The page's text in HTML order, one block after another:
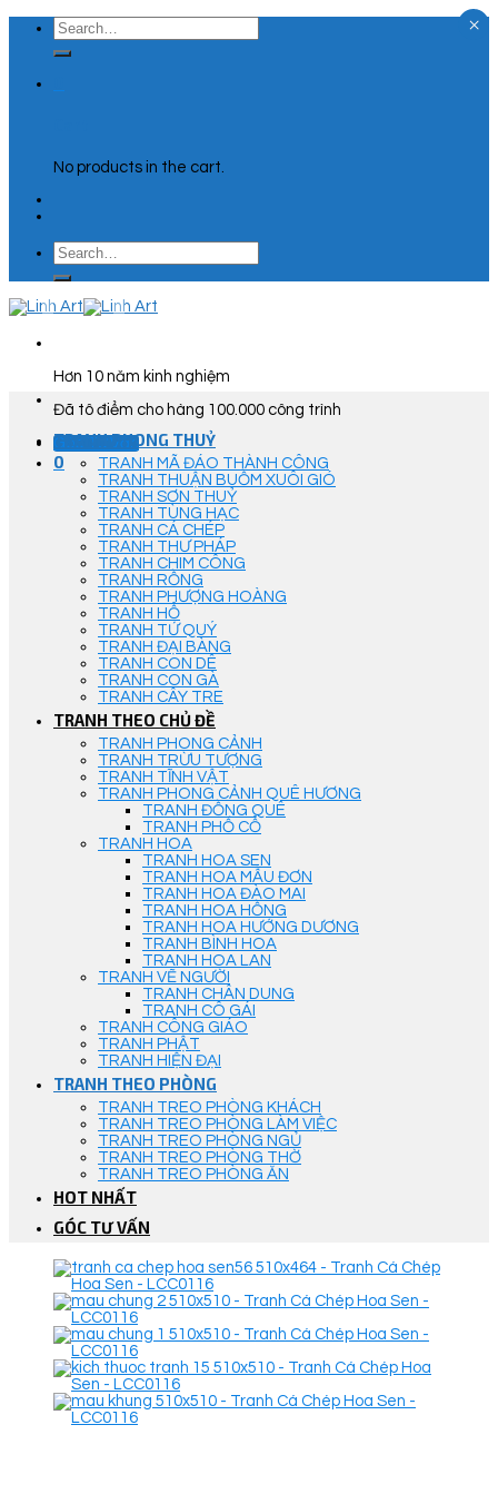
Skip
content
Search
for:
No products in the cart.
Search
for:
Hơn 10 năm kinh nghiệm
Đã tô điểm cho hàng 100.000 công trình
Góc Tư Vấn
0
TRANH PHONG THUỶ
TRANH MÃ ĐÁO THÀNH CÔNG
TRANH THUẬN BUỒM XUÔI GIÓ
TRANH SƠN THUỶ
TRANH TÙNG HẠC
TRANH CÁ CHÉP
TRANH THƯ PHÁP
TRANH CHIM CÔNG
TRANH RỒNG
TRANH PHƯỢNG HOÀNG
TRANH HỔ
TRANH TỨ QUÝ
TRANH ĐẠI BÀNG
TRANH CON DÊ
TRANH CON GÀ
TRANH CÂY TRE
TRANH THEO CHỦ ĐỀ
TRANH PHONG CẢNH
TRANH TRỪU TƯỢNG
TRANH TĨNH VẬT
TRANH PHONG CẢNH QUÊ HƯƠNG
TRANH ĐỒNG QUÊ
TRANH PHỐ CỔ
TRANH HOA
TRANH HOA SEN
TRANH HOA MẪU ĐƠN
TRANH HOA ĐÀO MAI
TRANH HOA HỒNG
TRANH HOA HƯỚNG DƯƠNG
TRANH BÌNH HOA
TRANH HOA LAN
TRANH VẼ NGƯỜI
TRANH CHÂN DUNG
TRANH CÔ GÁI
TRANH CÔNG GIÁO
TRANH PHẬT
TRANH HIỆN ĐẠI
TRANH THEO PHÒNG
TRANH TREO PHÒNG KHÁCH
TRANH TREO PHÒNG LÀM VIỆC
TRANH TREO PHÒNG NGỦ
TRANH TREO PHÒNG THỜ
TRANH TREO PHÒNG ĂN
HOT NHẤT
GÓC TƯ VẤN
×